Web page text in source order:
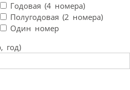
Годовая (4 номера)
Полугодовая (2 номера)
Один номер
год)